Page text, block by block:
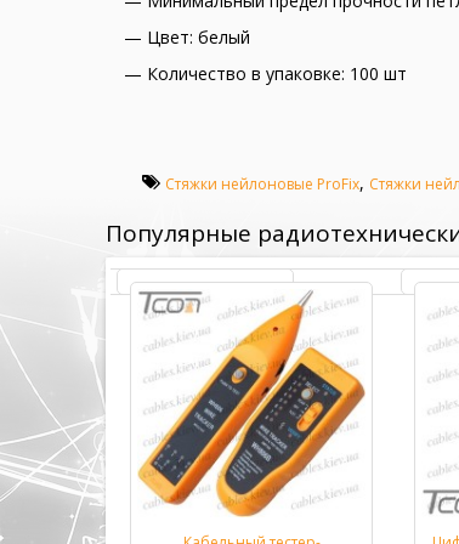
— Цвет: белый
— Количество в упаковке: 100 шт
Стяжки нейлоновые ProFix, Стяжки
Популярные